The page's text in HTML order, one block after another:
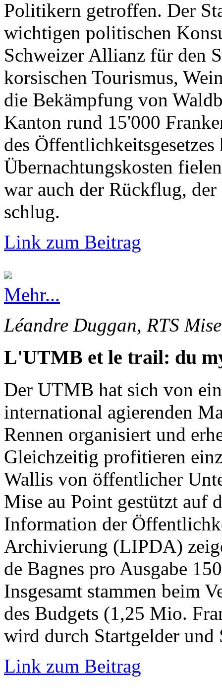
Politikern getroffen. Der
wichtigen politischen
Schweizer Allianz für den
korsischen Tourismus,
die Bekämpfung von
Kanton rund 15'000
des
Übernachtungskosten
war auch der Rückflug,
schlug.
Link zum Beitrag
Mehr...
Léandre Duggan, RTS
L'UTMB et le trail: du
Der UTMB hat sich von
international agierenden
Rennen organisiert und
Gleichzeitig profitieren
Wallis von öffentlicher
Mise au Point gestützt auf
Information der
Archivierung (LIPDA)
de Bagnes pro Ausgabe
Insgesamt stammen beim
des Budgets (1,25 Mio.
wird durch Startgelder und
Link zum Beitrag